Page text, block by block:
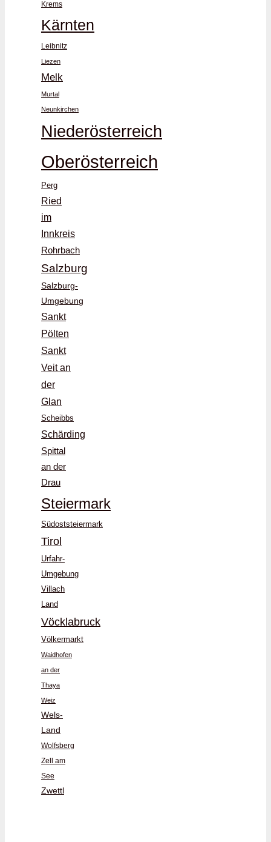
Krems
Kärnten
Leibnitz
Liezen
Melk
Murtal
Neunkirchen
Niederösterreich
Oberösterreich
Perg
Ried
im
Innkreis
Rohrbach
Salzburg
Salzburg-
Umgebung
Sankt
Pölten
Sankt
Veit an
der
Glan
Scheibbs
Schärding
Spittal
an der
Drau
Steiermark
Südoststeiermark
Tirol
Urfahr-
Umgebung
Villach
Land
Vöcklabruck
Völkermarkt
Waidhofen
an der
Thaya
Weiz
Wels-
Land
Wolfsberg
Zell am
See
Zwettl